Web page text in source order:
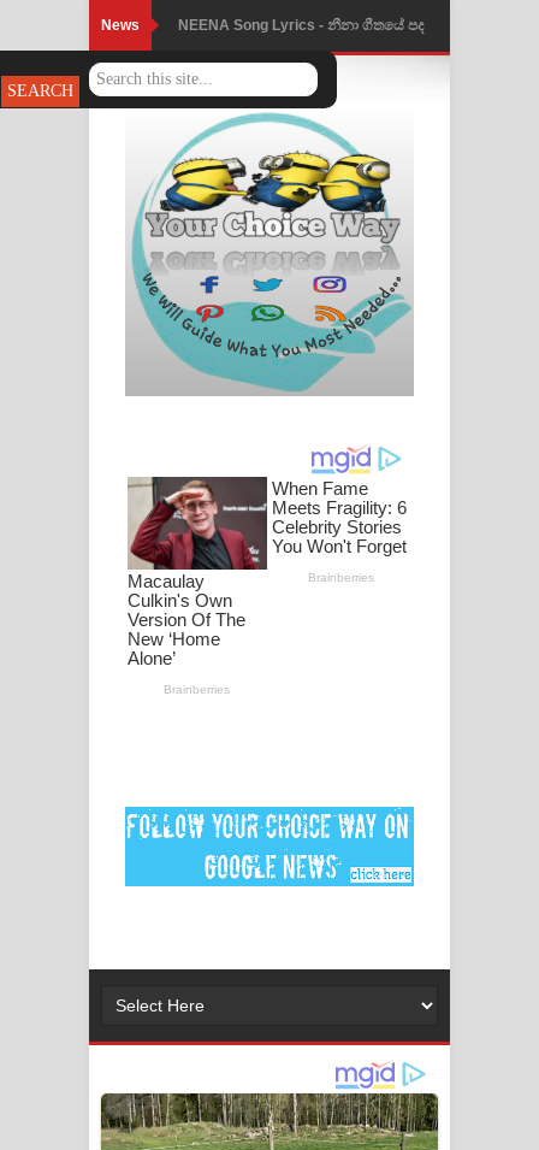
News NEENA Song Lyrics - නීනා ගීතයේ පද
පෙළ
Ahimi Wimai Himi Song Lyrics - අහිමි
විමයි හිමි ගීතයේ පද පෙළ
Mathaka Parana Song Lyrics - මතක
පාරනා ගීතයේ පද පෙළ
Nimnadhen Song Lyrics - නිම්නාදෙන්
ගීතයේ පද පෙළ
ඔබමයි මගේ ආදරේ ගීතයේ පද පෙළ
Pansal Gihin Song Lyrics - පන්සල් ගිහිං
ගීතයේ පද පෙළ
Ankeliya Song Lyrics - අංකෙළිය ගීතයේ
පද පෙළ
MANAMALA KATHA Song Lyrics -
මනමාල කතා ගීතයේ පද පෙළ
Gemak Deela Song Lyrics - ගේමක් දීලා